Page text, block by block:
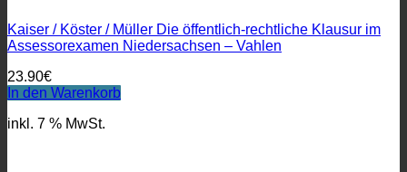
Kaiser / Köster / Müller Die öffentlich-rechtliche Klausur im
Assessorexamen Niedersachsen – Vahlen
23.90€
In den Warenkorb
inkl. 7 % MwSt.